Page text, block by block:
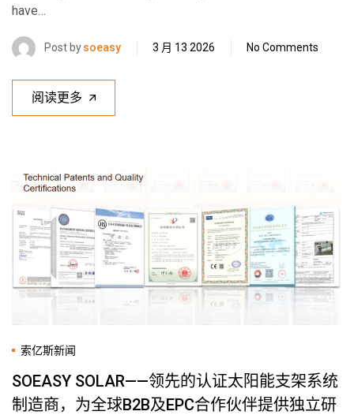
have…
Post bysoeasy 3 月 13 2026 No Comments
阅读更多
索亿斯新闻
SOEASY SOLAR——领先的认证太阳能支架系统
制造商，为全球B2B及EPC合作伙伴提供独立研